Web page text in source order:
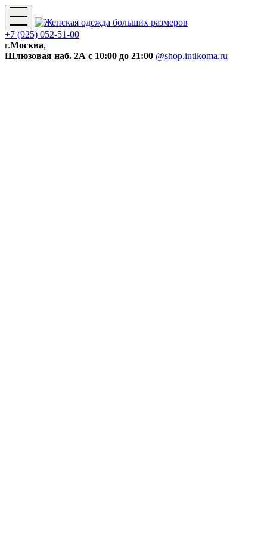
+7 (925) 052-51-00
г.Москва,
Шлюзовая наб. 2А с 10:00 до 21:00 @shop.intikoma.ru